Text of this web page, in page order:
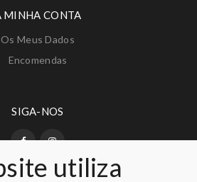
utiliza
MINHA CONTA
Os Meus Dados
Encomendas
SIGA-NOS